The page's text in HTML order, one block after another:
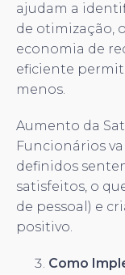
ajudam a
de otimização,
economia de
eficiente
menos.
Aumento da
Funcionários
definidos
satisfeitos, o
de pessoal) e
positivo.
Como